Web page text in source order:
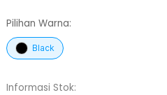
Pilihan Warna:
Black
Informasi Stok: